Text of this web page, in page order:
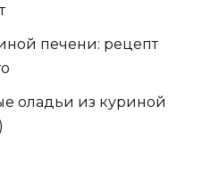
печени: рецепт
оладьи из куриной